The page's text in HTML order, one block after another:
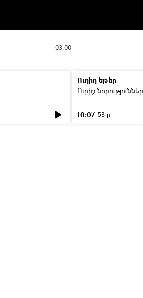
03:00
Ուղիղ եթեր
Ուրիշ նորություններ
10:07 53 ր